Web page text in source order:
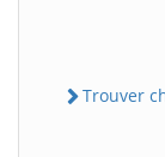
Trouver